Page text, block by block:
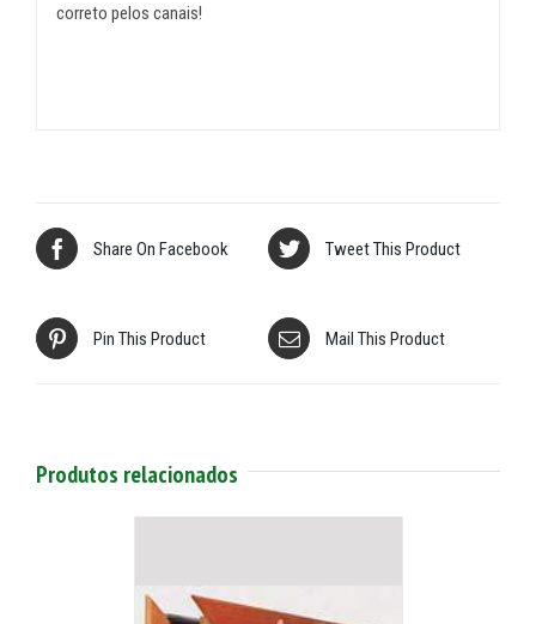
correto pelos canais!
Share On Facebook Tweet This Product
Pin This Product Mail This Product
Produtos relacionados